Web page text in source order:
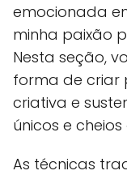
emocionada
minha paixão
Nesta seção,
forma de criar
criativa e
únicos e
As técnicas